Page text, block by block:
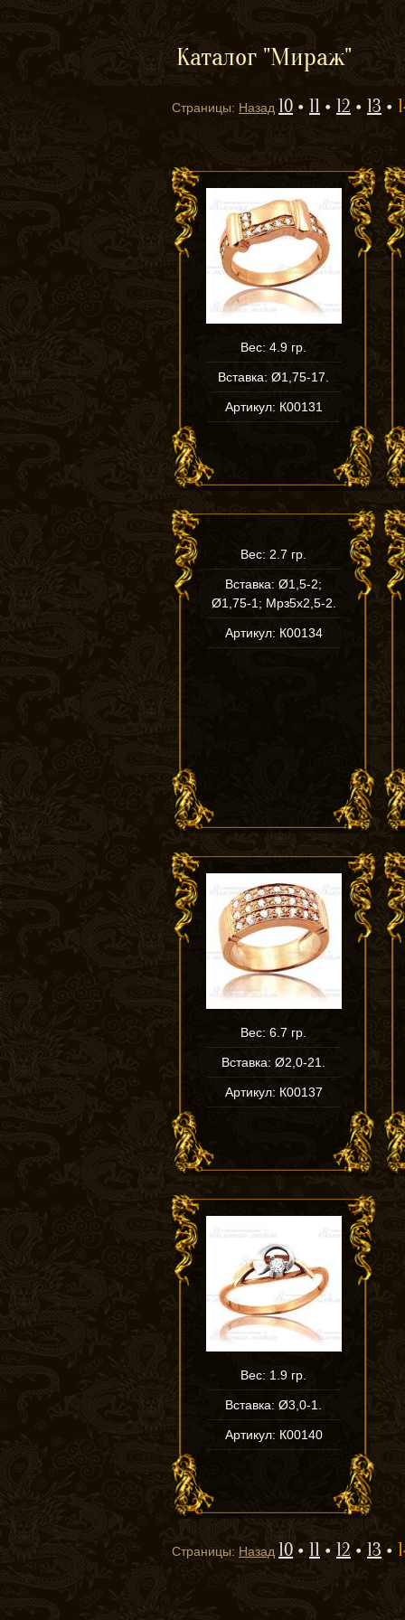
Каталог "Мираж"
Страницы: Назад 10 11 12 13
Вес: 4.9 гр.
Вставка: Ø1,75-17.
Артикул: К00131
Вес: 2.7 гр.
Вставка: Ø1,5-2;
Ø1,75-1; Мрз5х2,5-2.
Артикул: К00134
Вес: 6.7 гр.
Вставка: Ø2,0-21.
Артикул: К00137
Вес: 1.9 гр.
Вставка: Ø3,0-1.
Артикул: К00140
Страницы: Назад 10 11 12 13